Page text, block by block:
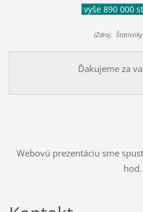
vyše 890 000
(Zdroj: Štatistiky
Ďakujeme za
Webovú prezentáciu sme
hod.